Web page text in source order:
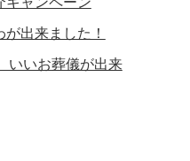
出来ました！
いいお葬儀が出来